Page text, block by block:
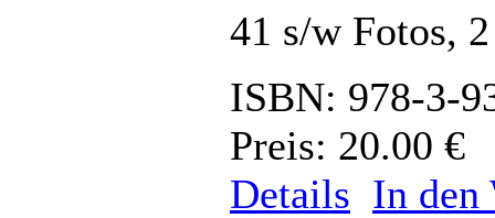
41 s/w Fotos,
ISBN: 978-3-
Preis: 20.00 €
Details In den